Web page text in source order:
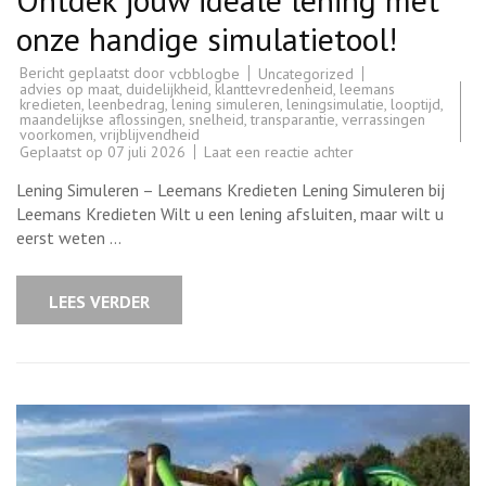
onze handige simulatietool!
Bericht geplaatst door vcbblogbe
Uncategorized
advies op maat, duidelijkheid, klanttevredenheid, leemans
kredieten, leenbedrag, lening simuleren, leningsimulatie, looptijd,
maandelijkse aflossingen, snelheid,transparantie, verrassingen
voorkomen, vrijblijvendheid
Geplaatst op 07 juli 2026 Laat een reactie achterop
jouw
ideale
lening
met
Lening Simuleren – Leemans Kredieten Lening Simuleren bij
Leemans Kredieten Wilt u een lening afsluiten, maar wilt u
eerst weten …
LEES VERDER